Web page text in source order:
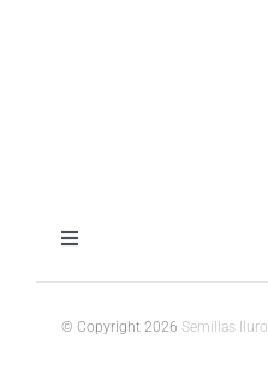
Toggle
© Copyright 2026 Semillas Iluro